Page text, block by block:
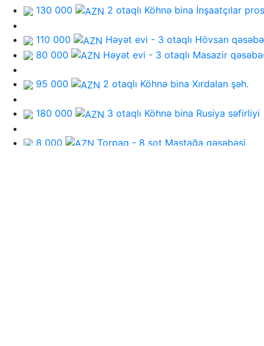
130 000 2 otaqlı Köhnə bina İnşaatçılar
110 000 Həyət evi - 3 otaqlı Hövsan
80 000
Həyət evi - 3 otaqlı Masazir
95 000 2 otaqlı Köhnə bina Xırdalan şəh.
180 000 3 otaqlı Köhnə bina Rusiya səfirliyi
8 000 Torpaq - 8 sot Maştağa qəsəbəsi